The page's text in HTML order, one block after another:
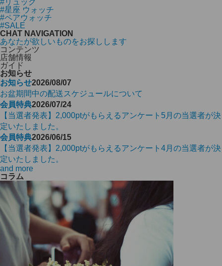
#リュック
#星座 ウォッチ
#ペアウォッチ
#SALE
CHAT NAVIGATION
あなたが欲しいものをお探しします
コンテンツ
店舗情報
ガイド
お知らせ
お知らせ2026/08/07
お盆期間中の配送スケジュールについて
会員特典2026/07/24
【当選者発表】2,000ptがもらえるアンケート5月の当選者が決
定いたしました。
会員特典2026/06/15
【当選者発表】2,000ptがもらえるアンケート4月の当選者が決
定いたしました。
and more
コラム